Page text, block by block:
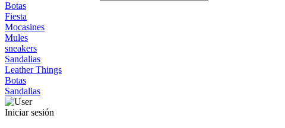
Botas
Fiesta
Mocasines
Mules
sneakers
Sandalias
Leather Things
Botas
Sandalias
Iniciar sesión